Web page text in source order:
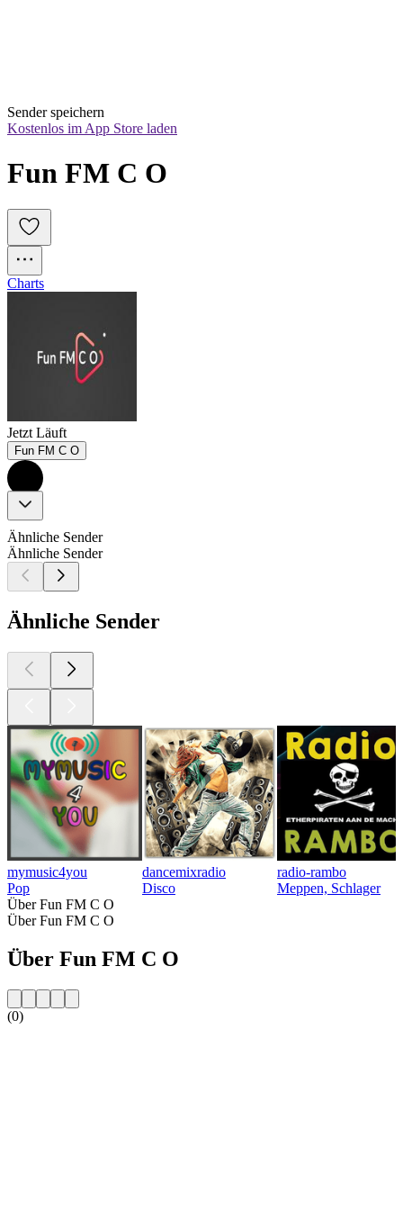
Sender speichern
Kostenlos im App Store laden
Fun FM C O
Charts
Jetzt Läuft
Fun FM C O
Ähnliche Sender
Ähnliche Sender
Ähnliche Sender
mymusic4you
Pop
dancemixradio
Disco
radio-rambo
Meppen, Schlager
Über Fun FM C O
Über Fun FM C O
Über Fun FM C O
(0)